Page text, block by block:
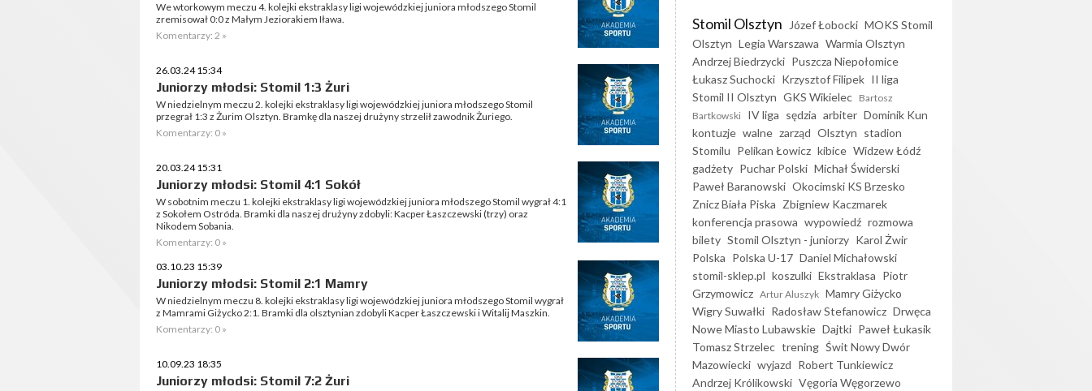
We wtorkowym meczu 4. kolejki ekstraklasy ligi wojewódzkiej juniora młodszego Stomil
zremisował 0:0 z Małym Jeziorakiem Iława.
Komentarzy: 2 »
26.03.24 15:34
Juniorzy młodsi: Stomil 1:3 Żuri
W niedzielnym meczu 2. kolejki ekstraklasy ligi wojewódzkiej juniora młodszego Stomil
przegrał 1:3 z Żurim Olsztyn. Bramkę dla naszej drużyny strzelił zawodnik Żuriego.
Komentarzy: 0 »
20.03.24 15:31
Juniorzy młodsi: Stomil 4:1 Sokół
W sobotnim meczu 1. kolejki ekstraklasy ligi wojewódzkiej juniora młodszego Stomil wygrał 4:1
z Sokołem Ostróda. Bramki dla naszej drużyny zdobyli: Kacper Łaszczewski (trzy) oraz
Nikodem Sobania.
Komentarzy: 0 »
03.10.23 15:39
Juniorzy młodsi: Stomil 2:1 Mamry
W niedzielnym meczu 8. kolejki ekstraklasy ligi wojewódzkiej juniora młodszego Stomil wygrał
z Mamrami Giżycko 2:1. Bramki dla olsztynian zdobyli Kacper Łaszczewski i Witalij Maszkin.
Komentarzy: 0 »
10.09.23 18:35
Juniorzy młodsi: Stomil 7:2 Żuri
Stomil Olsztyn Józef Łobocki MOKS Stomil
Olsztyn Legia Warszawa Warmia Olsztyn
Andrzej Biedrzycki Puszcza Niepołomice
Łukasz Suchocki Krzysztof Filipek II liga
Stomil II Olsztyn GKS Wikielec Bartosz
Bartkowski IV liga sędzia arbiter Dominik Kun
kontuzje walne zarząd Olsztyn stadion
Stomilu Pelikan Łowicz kibice Widzew Łódź
gadżety Puchar Polski Michał Świderski
Paweł Baranowski Okocimski KS Brzesko
Znicz Biała Piska Zbigniew Kaczmarek
konferencja prasowa wypowiedź rozmowa
bilety Stomil Olsztyn - juniorzy Karol Żwir
Polska Polska U-17 Daniel Michałowski
stomil-sklep.pl koszulki Ekstraklasa Piotr
Grzymowicz Artur Aluszyk Mamry Giżycko
Wigry Suwałki Radosław Stefanowicz Drwęca
Nowe Miasto Lubawskie Dajtki Paweł Łukasik
Tomasz Strzelec trening Świt Nowy Dwór
Mazowiecki wyjazd Robert Tunkiewicz
Andrzej Królikowski Vęgoria Węgorzewo